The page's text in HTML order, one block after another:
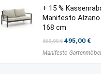
+ 15 %
Manifesto
168 cm
650,00€
war:
495,00€
ist:
Manifesto Gartenmöbel